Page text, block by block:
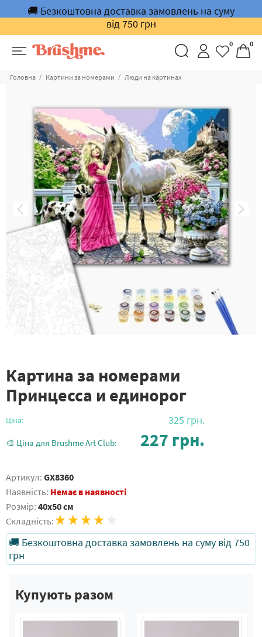
🚚 Безкоштовна доставка замовлень на суму
від 750 грн
0 0
Головна Картини за номерами Люди на картинах
Картина за номерами
Принцесса и единорог
Ціна: 325 грн.
🎨 Ціна для Brushme Art Club: 227 грн.
Артикул: GX8360
Наявність: Немає в наявності
Розмір: 40x50 см
Складність:
🚚 Безкоштовна доставка замовлень на суму від 750
грн
Купують разом